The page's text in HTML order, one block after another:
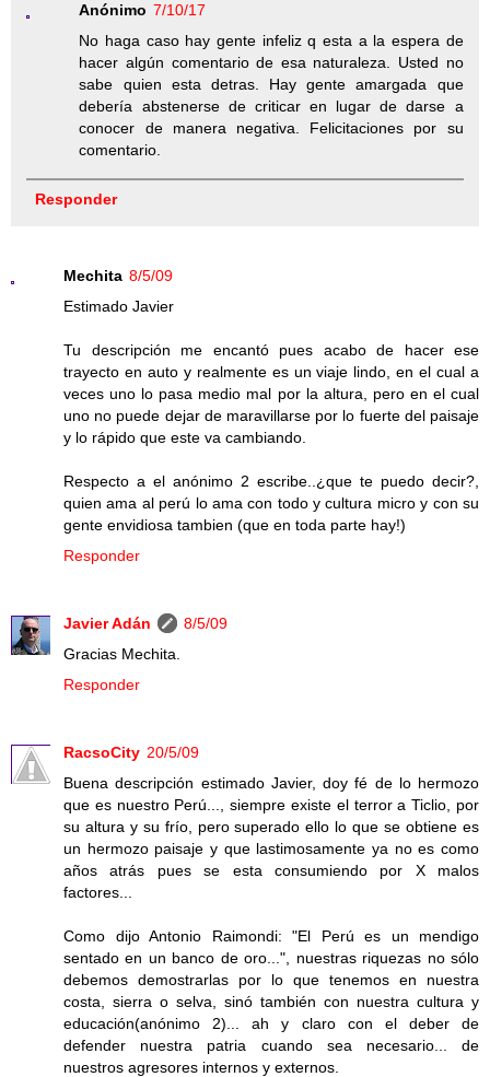
Anónimo 7/10/17
No haga caso hay gente infeliz q esta a la espera de
hacer algún comentario de esa naturaleza. Usted no
sabe quien esta detras. Hay gente amargada que
debería abstenerse de criticar en lugar de darse a
conocer de manera negativa. Felicitaciones por su
comentario.
Responder
Mechita 8/5/09
Estimado Javier
Tu descripción me encantó pues acabo de hacer ese
trayecto en auto y realmente es un viaje lindo, en el cual a
veces uno lo pasa medio mal por la altura, pero en el cual
uno no puede dejar de maravillarse por lo fuerte del paisaje
y lo rápido que este va cambiando.
Respecto a el anónimo 2 escribe..¿que te puedo decir?,
quien ama al perú lo ama con todo y cultura micro y con su
gente envidiosa tambien (que en toda parte hay!)
Responder
Javier Adán
8/5/09
Gracias Mechita.
Responder
RacsoCity 20/5/09
Buena descripción estimado Javier, doy fé de lo hermozo
que es nuestro Perú..., siempre existe el terror a Ticlio, por
su altura y su frío, pero superado ello lo que se obtiene es
un hermozo paisaje y que lastimosamente ya no es como
años atrás pues se esta consumiendo por X malos
factores...
Como dijo Antonio Raimondi: "El Perú es un mendigo
sentado en un banco de oro...", nuestras riquezas no sólo
debemos demostrarlas por lo que tenemos en nuestra
costa, sierra o selva, sinó también con nuestra cultura y
educación(anónimo 2)... ah y claro con el deber de
defender nuestra patria cuando sea necesario... de
nuestros agresores internos y externos.